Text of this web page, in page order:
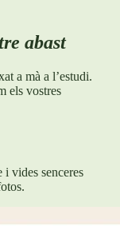
abast
a mà a l’estudi.
els vostres
i vides senceres